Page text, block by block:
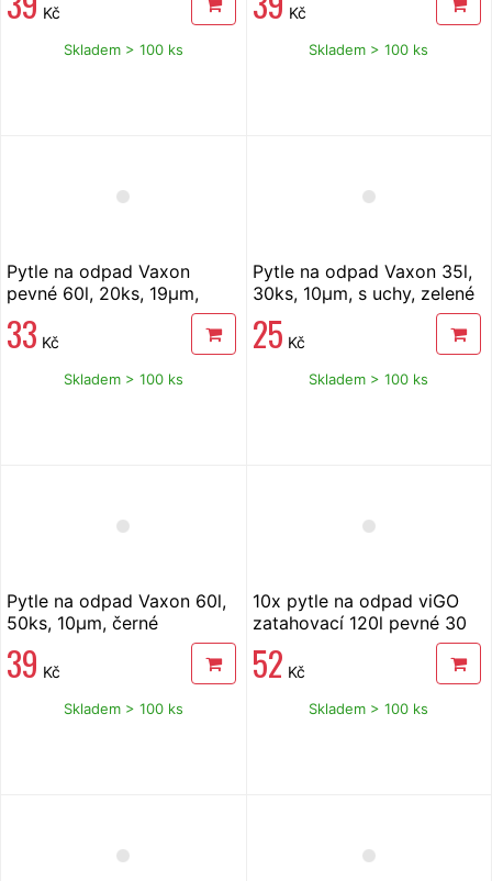
Kč
Skladem > 100 ks
Kč
Skladem > 100 ks
Pytle na odpad Vaxon
pevné 60l, 20ks, 19µm,
33 Kč
Skladem > 100 ks
Pytle na odpad Vaxon 35l,
30ks, 10µm, s uchy, zelené
25 Kč
Skladem > 100 ks
Pytle na odpad Vaxon 60l,
50ks, 10µm, černé
39 Kč
Skladem > 100 ks
10x pytle na odpad viGO
zatahovací 120l pevné 30
52 Kč
Skladem > 100 ks